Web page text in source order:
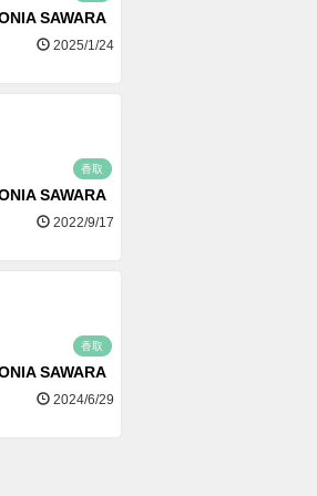
SAWARA
2025/1/24
香取
SAWARA
2022/9/17
香取
SAWARA
2024/6/29